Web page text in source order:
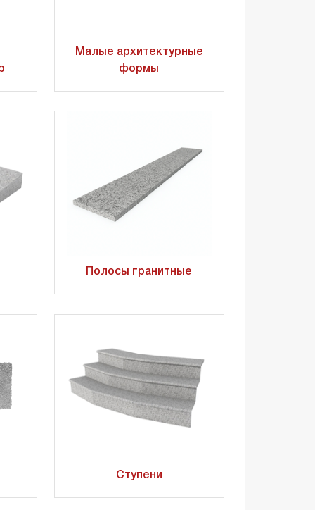
Малые архитектурные
формы
Полосы гранитные
Ступени